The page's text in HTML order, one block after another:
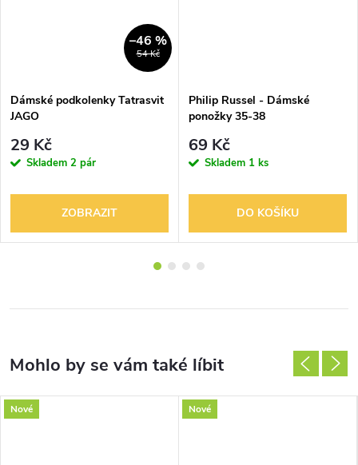
54 Kč
–46 %
Dámské podkolenky Tatrasvit
JAGO
29 Kč
Skladem 2 pár
ZOBRAZIT
Philip Russel - Dámské
ponožky 35-38
69 Kč
Skladem 1 ks
DO KOŠÍKU
Nové Nové